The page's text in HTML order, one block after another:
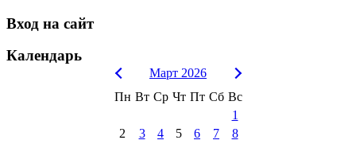
Вход на сайт
Календарь
Март 2026
Пн Вт Ср Чт Пт Сб Вс
1
2
3 4 5 6 7
8